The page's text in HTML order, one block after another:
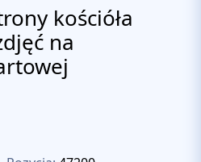
kościóła
na